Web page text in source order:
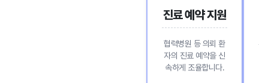
진료 예약 지원
협력병원 등 의뢰 환
자의 진료 예약을 신
속하게 조율합니다.